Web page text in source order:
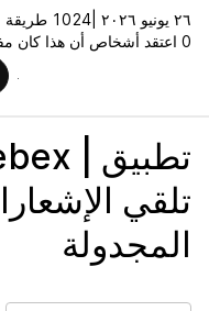
٢٦ يونيو ٢٠٢٦ |
1024 طريقة (طرق) العرض |
0 اعتقد أشخاص أن هذا كان مفيدًا
تلقي
المجدولة